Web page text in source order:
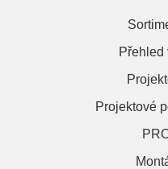
Přehled
Projektové